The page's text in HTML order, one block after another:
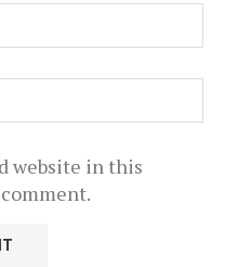
website in this